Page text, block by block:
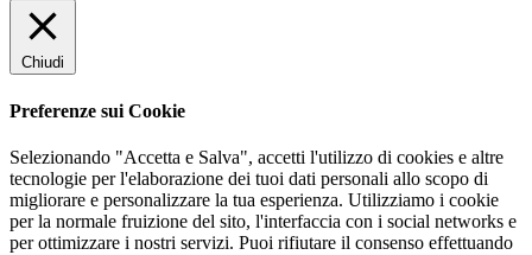
Chiudi
Preferenze sui Cookie
Selezionando "Accetta e Salva", accetti l'utilizzo di cookies e altre
tecnologie per l'elaborazione dei tuoi dati personali allo scopo di
migliorare e personalizzare la tua esperienza. Utilizziamo i cookie
per la normale fruizione del sito, l'interfaccia con i social networks e
per ottimizzare i nostri servizi. Puoi rifiutare il consenso effettuando